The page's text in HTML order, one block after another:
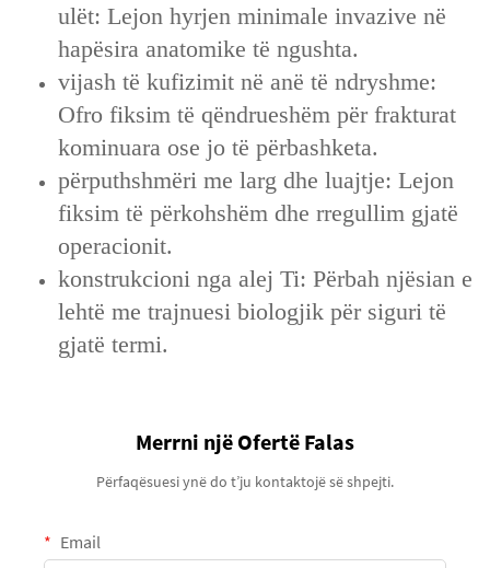
ulët: Lejon hyrjen minimale invazive në
hapësira anatomike të ngushta.
vijash të kufizimit në anë të ndryshme:
Ofro fiksim të qëndrueshëm për frakturat
kominuara ose jo të përbashketa.
përputhshmëri me larg dhe luajtje: Lejon
fiksim të përkohshëm dhe rregullim gjatë
operacionit.
konstrukcioni nga alej Ti: Përbah njësian e
lehtë me trajnuesi biologjik për siguri të
gjatë termi.
Merrni një Ofertë Falas
Përfaqësuesi ynë do t’ju kontaktojë së shpejti.
Email